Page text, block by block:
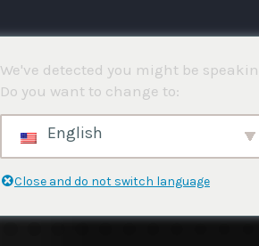
We've detected you might be
Do you want to change to:
English
Close and do not switch language